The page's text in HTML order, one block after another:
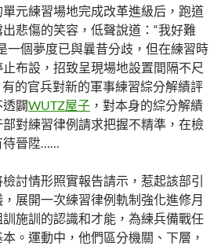
元練習場地完成改革進級后，跑道
悲傷的笑容，低聲說道：“我好難
一個夢度已與曩昔分歧，但在練習時
布設，招致呈現場地設置間隔不尺
有的官兵對新的軍事練習綜分解績評
闢WUTZ屋子 ，對本身的綜分解績
對練習律例請求把握不精準，在檢
待晉陞……
討情形照實報告請示，惹起該部引
展開一次練習律例軌制強化進修月
施訓的認識和才能，為練兵備戰任
。運動中，他們區分機關、下層，